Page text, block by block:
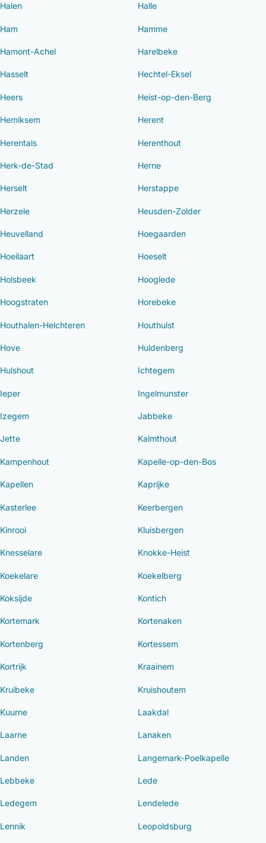
Halen Halle
Ham Hamme
Hamont-Achel Harelbeke
Hasselt Hechtel-Eksel
Heers Heist-op-den-Berg
Hemiksem Herent
Herentals Herenthout
Herk-de-Stad Herne
Herselt Herstappe
Herzele Heusden-Zolder
Heuvelland Hoegaarden
Hoeilaart Hoeselt
Holsbeek Hooglede
Hoogstraten Horebeke
Houthalen-Helchteren Houthulst
Hove Huldenberg
Hulshout Ichtegem
Ieper Ingelmunster
Izegem Jabbeke
Jette Kalmthout
Kampenhout Kapelle-op-den-Bos
Kapellen Kaprijke
Kasterlee Keerbergen
Kinrooi Kluisbergen
Knesselare Knokke-Heist
Koekelare Koekelberg
Koksijde Kontich
Kortemark Kortenaken
Kortenberg Kortessem
Kortrijk Kraainem
Kruibeke Kruishoutem
Kuurne Laakdal
Laarne Lanaken
Landen Langemark-Poelkapelle
Lebbeke Lede
Ledegem Lendelede
Lennik Leopoldsburg